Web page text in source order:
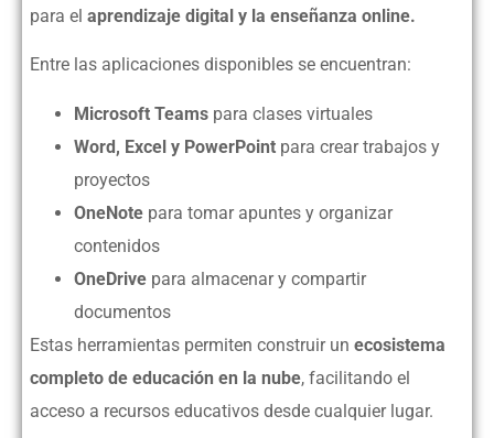
para el aprendizaje digital y la enseñanza online.
Entre las aplicaciones disponibles se encuentran:
Microsoft Teams para clases virtuales
Word, Excel y PowerPoint para crear trabajos y
proyectos
OneNote para tomar apuntes y organizar
contenidos
OneDrive para almacenar y compartir
documentos
Estas herramientas permiten construir un ecosistema
completo de educación en la nube, facilitando el
acceso a recursos educativos desde cualquier lugar.